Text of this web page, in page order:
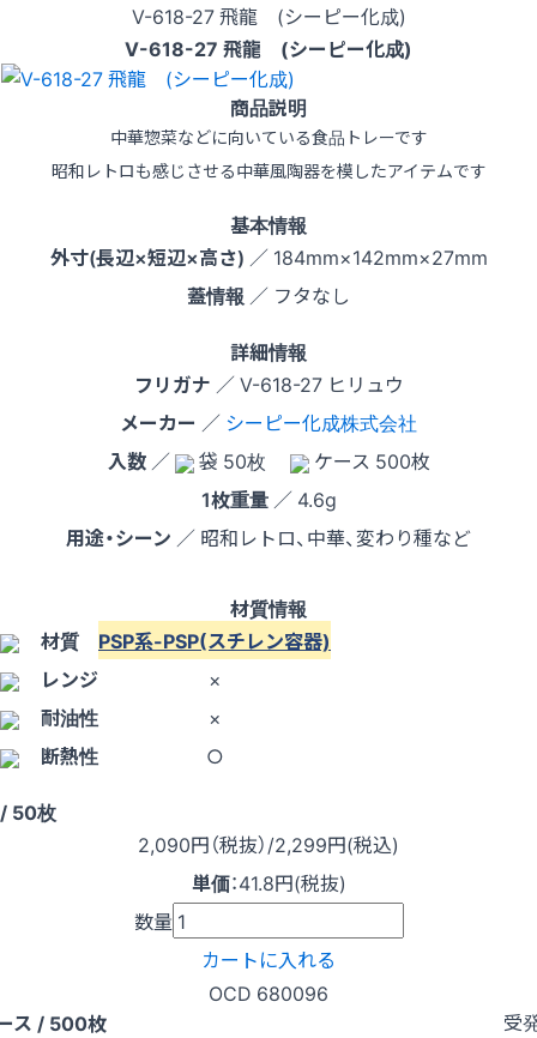
V-618-27 飛龍 (シーピー化成)
V-618-27 飛龍 (シーピー化成)
商品説明
中華惣菜などに向いている食品トレーです
昭和レトロも感じさせる中華風陶器を模したアイテムです
基本情報
外寸(長辺×短辺×高さ) ／ 184mm×142mm×27mm
蓋情報 ／ フタなし
詳細情報
フリガナ ／ V-618-27 ヒリュウ
メーカー ／ シーピー化成株式会社
入数／ 袋 50枚
ケース 500枚
1枚重量／ 4.6g
用途・シーン ／ 昭和レトロ、中華、変わり種など
材質情報
材質 PSP系-PSP(スチレン容器)
レンジ
×
耐油性
×
断熱性
○
50枚
2,090円（税抜）/2,299円(税込)
単価：41.8円(税抜)
数量
カートに入れる
OCD 680096
ス / 500枚
受